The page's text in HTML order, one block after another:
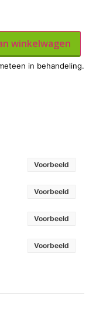
Voorbeeld
Voorbeeld
Voorbeeld
Voorbeeld
winkelwagen